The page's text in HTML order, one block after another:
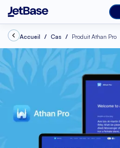
Accueil Cas Produit Athan Pro